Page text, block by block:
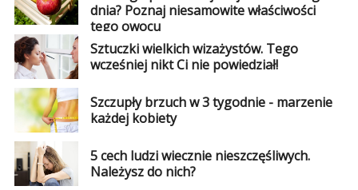
dnia? Poznaj niesamowite właściwości
tego owocu
Sztuczki wielkich wizażystów. Tego
wcześniej nikt Ci nie powiedział!
Szczupły brzuch w 3 tygodnie - marzenie
każdej kobiety
5 cech ludzi wiecznie nieszczęśliwych.
Należysz do nich?